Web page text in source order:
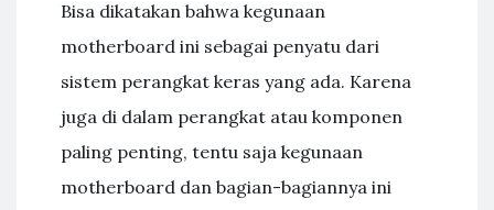
Bisa dikatakan bahwa kegunaan
motherboard ini sebagai penyatu dari
sistem perangkat keras yang ada. Karena
juga di dalam perangkat atau komponen
paling penting, tentu saja kegunaan
motherboard dan bagian-bagiannya ini